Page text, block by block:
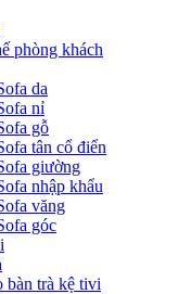
phòng khách
da
nỉ
gỗ
tân cổ điển
giường
nhập khẩu
văng
góc
bàn trà kệ tivi